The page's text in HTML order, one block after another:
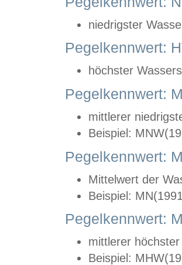
niedrigster
Pegelkennwert:
höchster
Pegelkennwert:
mittlerer
Beispiel:
Pegelkennwert:
Mittelwert der
Beispiel:
Pegelkennwert:
mittlerer
Beispiel: